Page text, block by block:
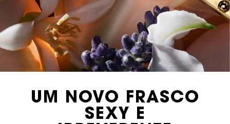
UM NOVO FRASCO
SEXY E